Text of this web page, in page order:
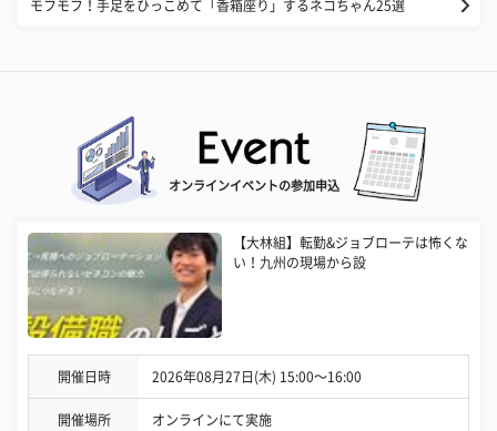
モフモフ！手足をひっこめて「香箱座り」するネコちゃん25選
オンラインイベントの参加申込
【大林組】転勤&ジョブローテは怖くな
い！九州の現場から設
開催日時 2026年08月27日(木) 15:00〜16:00
開催場所 オンラインにて実施